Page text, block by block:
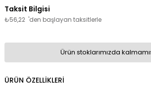
₺56,22 'den başlayan taksitlerle
Ürün stoklarımızda
ÜRÜN ÖZELLIKLERI